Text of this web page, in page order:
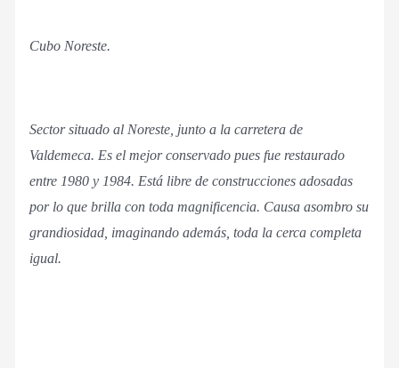
Cubo Noreste.
Sector situado al Noreste, junto a la carretera de
Valdemeca. Es el mejor conservado pues fue restaurado
entre 1980 y 1984. Está libre de construcciones adosadas
por lo que brilla con toda magnificencia. Causa asombro su
grandiosidad, imaginando además, toda la cerca completa
igual.